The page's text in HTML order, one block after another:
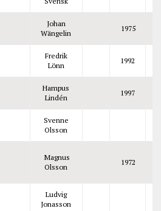
Johan
Wängelin
1975
Fredrik
Lönn
1992
Hampus
Lindén
1997
Svenne
Olsson
Magnus
Olsson
1972
Ludvig
Jonasson